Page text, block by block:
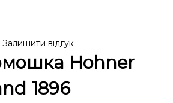
Залишити відгук
Hohner
1896